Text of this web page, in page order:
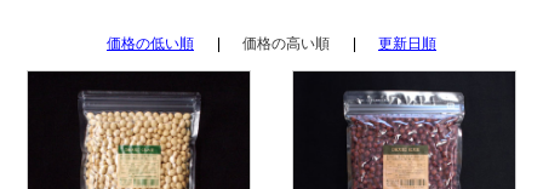
価格の低い順 価格の高い順 更新日順